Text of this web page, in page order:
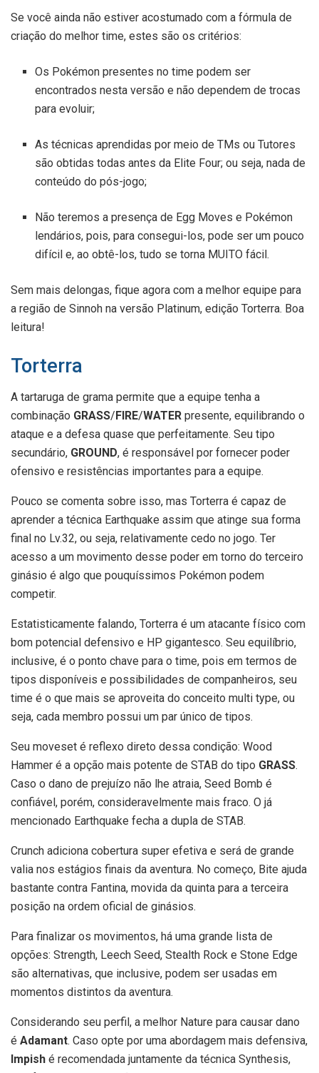
Se você ainda não estiver acostumado com a fórmula de
criação do melhor time, estes são os critérios:
Os Pokémon presentes no time podem ser
encontrados nesta versão e não dependem de trocas
para evoluir;
As técnicas aprendidas por meio de TMs ou Tutores
são obtidas todas antes da Elite Four; ou seja, nada de
conteúdo do pós-jogo;
Não teremos a presença de Egg Moves e Pokémon
lendários, pois, para consegui-los, pode ser um pouco
difícil e, ao obtê-los, tudo se torna MUITO fácil.
Sem mais delongas, fique agora com a melhor equipe para
a região de Sinnoh na versão Platinum, edição Torterra. Boa
leitura!
Torterra
A tartaruga de grama permite que a equipe tenha a
combinação GRASS/FIRE/WATER presente, equilibrando o
ataque e a defesa quase que perfeitamente. Seu tipo
secundário, GROUND, é responsável por fornecer poder
ofensivo e resistências importantes para a equipe.
Pouco se comenta sobre isso, mas Torterra é capaz de
aprender a técnica Earthquake assim que atinge sua forma
final no Lv.32, ou seja, relativamente cedo no jogo. Ter
acesso a um movimento desse poder em torno do terceiro
ginásio é algo que pouquíssimos Pokémon podem
competir.
Estatisticamente falando, Torterra é um atacante físico com
bom potencial defensivo e HP gigantesco. Seu equilíbrio,
inclusive, é o ponto chave para o time, pois em termos de
tipos disponíveis e possibilidades de companheiros, seu
time é o que mais se aproveita do conceito multi type, ou
seja, cada membro possui um par único de tipos.
Seu moveset é reflexo direto dessa condição: Wood
Hammer é a opção mais potente de STAB do tipo GRASS.
Caso o dano de prejuízo não lhe atraia, Seed Bomb é
confiável, porém, consideravelmente mais fraco. O já
mencionado Earthquake fecha a dupla de STAB.
Crunch adiciona cobertura super efetiva e será de grande
valia nos estágios finais da aventura. No começo, Bite ajuda
bastante contra Fantina, movida da quinta para a terceira
posição na ordem oficial de ginásios.
Para finalizar os movimentos, há uma grande lista de
opções: Strength, Leech Seed, Stealth Rock e Stone Edge
são alternativas, que inclusive, podem ser usadas em
momentos distintos da aventura.
Considerando seu perfil, a melhor Nature para causar dano
é Adamant. Caso opte por uma abordagem mais defensiva,
Impish é recomendada juntamente da técnica Synthesis,